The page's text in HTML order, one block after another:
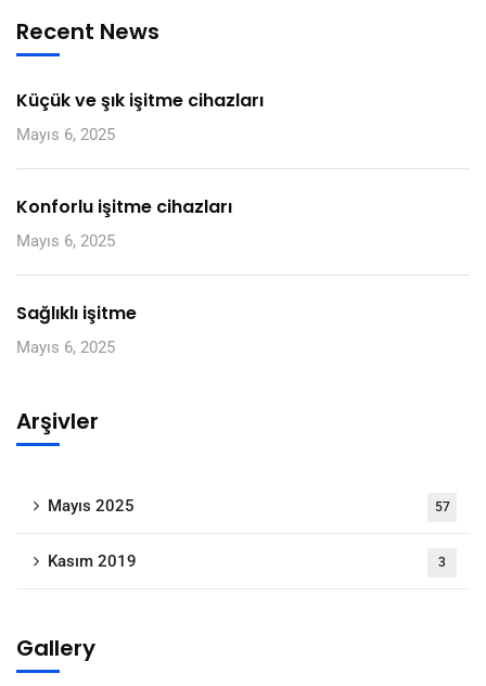
Recent News
Küçük ve şık işitme cihazları
Mayıs 6, 2025
Konforlu işitme cihazları
Mayıs 6, 2025
Sağlıklı işitme
Mayıs 6, 2025
Arşivler
Mayıs 2025 57
Kasım 2019 3
Gallery